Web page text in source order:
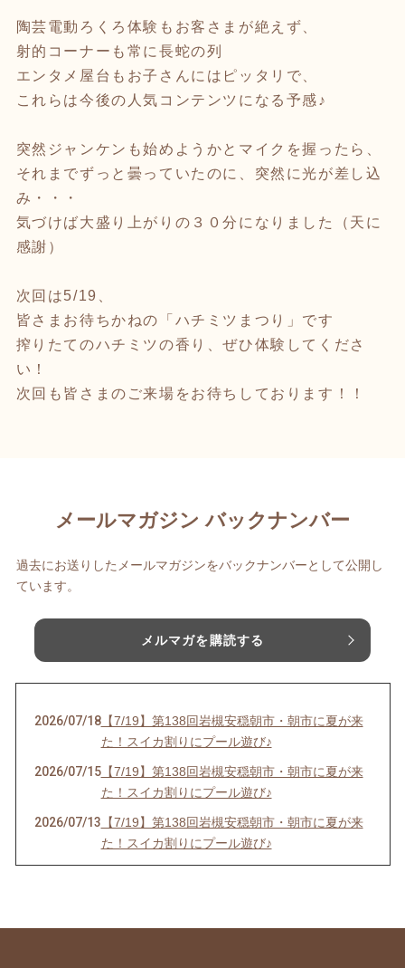
陶芸電動ろくろ体験もお客さまが絶えず、
射的コーナーも常に長蛇の列
エンタメ屋台もお子さんにはピッタリで、
これらは今後の人気コンテンツになる予感♪
突然ジャンケンも始めようかとマイクを握ったら、
それまでずっと曇っていたのに、突然に光が差し込
み・・・
気づけば大盛り上がりの３０分になりました（天に
感謝）
次回は5/19、
皆さまお待ちかねの「ハチミツまつり」です
搾りたてのハチミツの香り、ぜひ体験してくださ
い！
次回も皆さまのご来場をお待ちしております！！
メールマガジン バックナンバー
過去にお送りしたメールマガジンをバックナンバーとして公開し
ています。
メルマガを購読する
2026/07/18【7/19】第138回岩槻安穏朝市・朝市に夏が来
た！スイカ割りにプール遊び♪
2026/07/15【7/19】第138回岩槻安穏朝市・朝市に夏が来
た！スイカ割りにプール遊び♪
2026/07/13 【7/19】第138回岩槻安穏朝市・朝市に夏が来
た！スイカ割りにプール遊び♪